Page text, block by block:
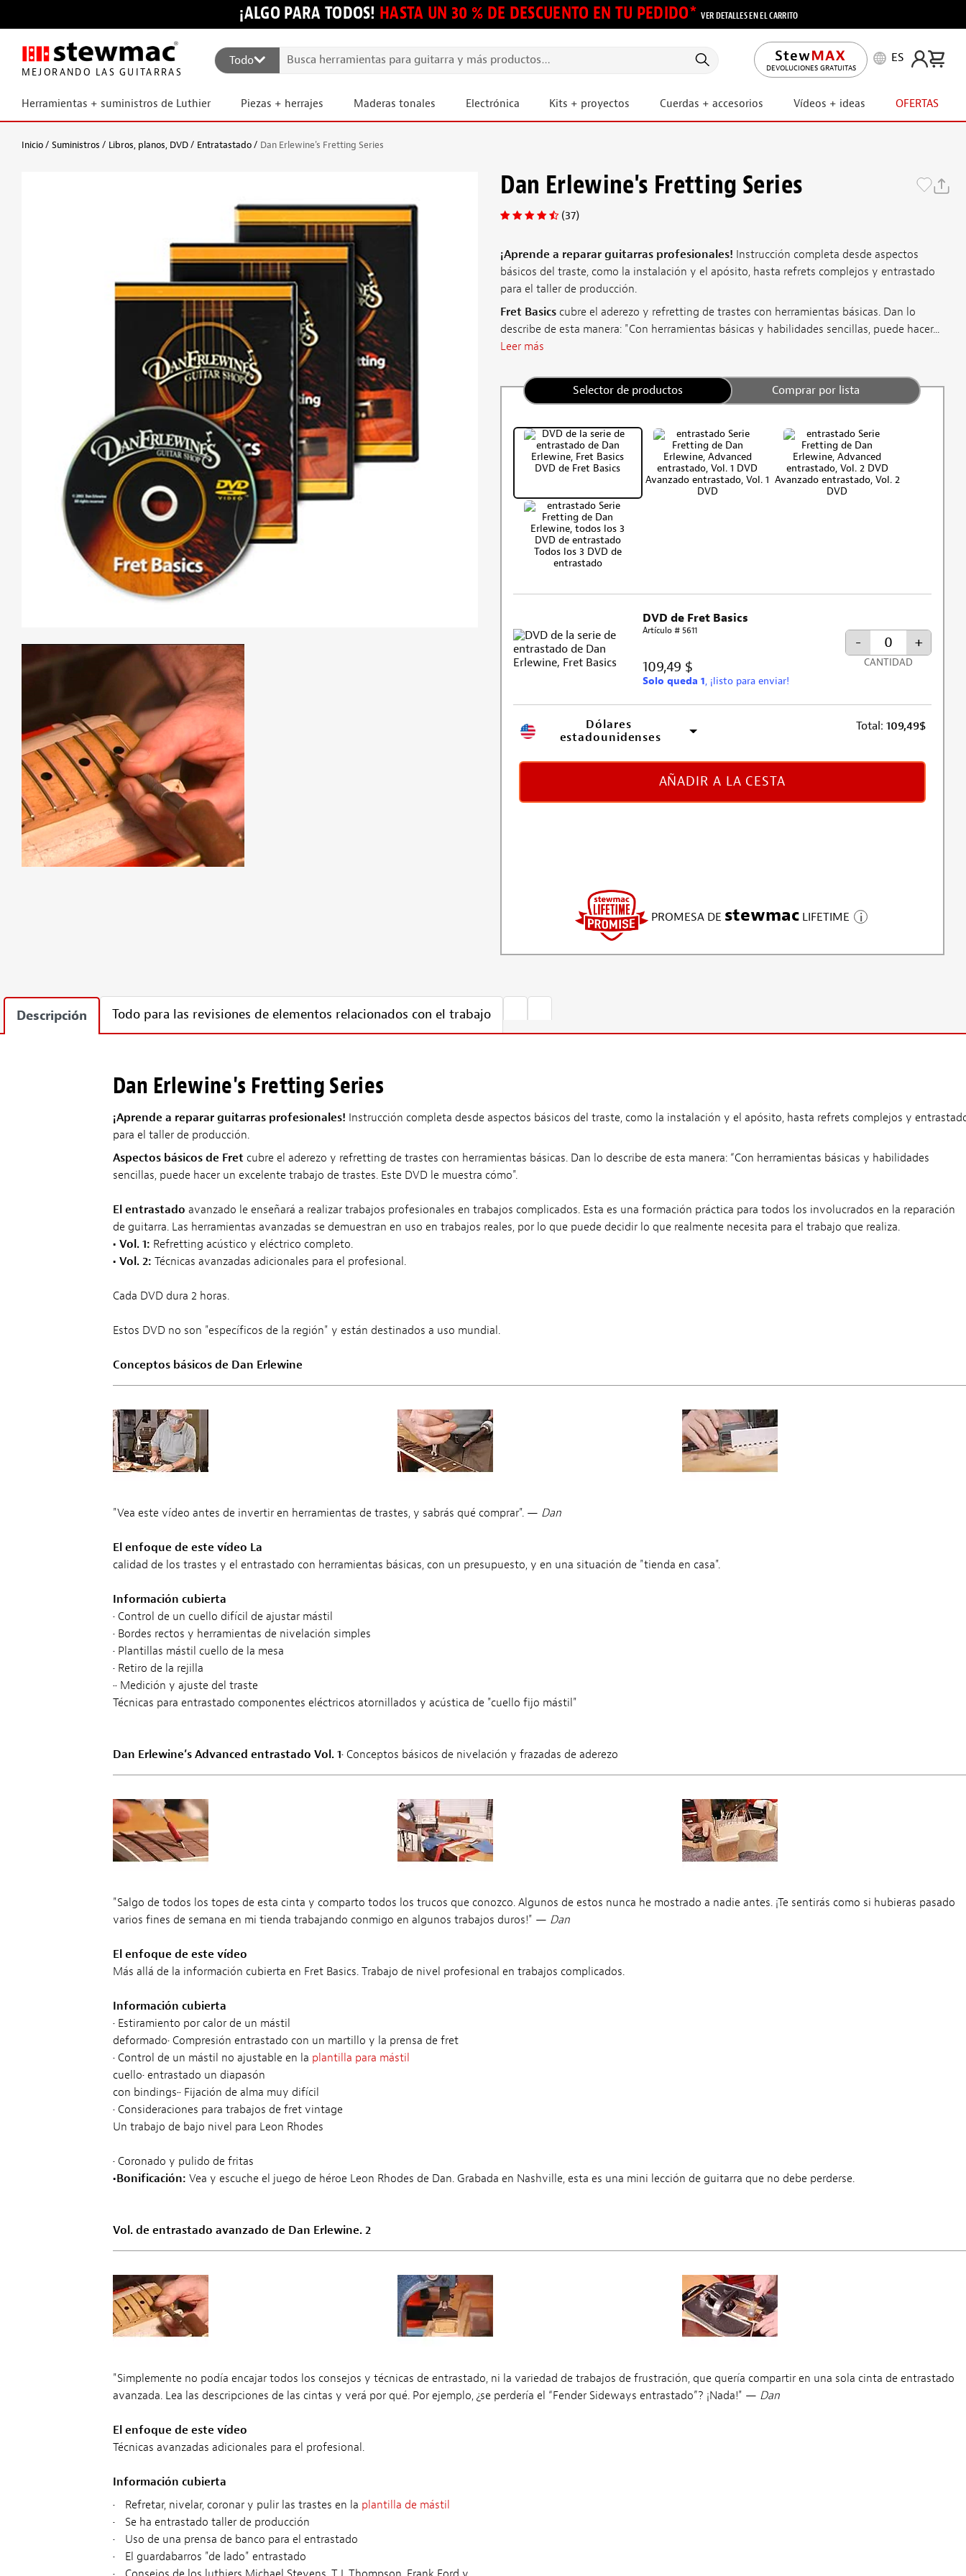
¡ALGO PARA TODOS! HASTA UN 30 % DE DESCUENTO EN TU PEDIDO*VER DETALLES EN EL CARRITO
MEJORANDO LAS GUITARRAS
Todo
DEVOLUCIONES GRATUITAS
ES
Herramientas + suministros de Luthier Piezas + herrajes Maderas tonales Electrónica Kits + proyectos Cuerdas + accesorios Vídeos + ideas OFERTAS
Inicio Suministros Libros, planos, DVD Entratastado Dan Erlewine's Fretting Series
Dan Erlewine's Fretting Series
(37)
¡Aprende a reparar guitarras profesionales! Instrucción completa desde aspectos
básicos del traste, como la instalación y el apósito, hasta refrets complejos y entrastado
para el taller de producción.
Fret Basicscubre el aderezo y refretting de trastes con herramientas básicas. Dan lo
describe de esta manera: "Con herramientas básicas y habilidades sencillas, puede hacer...
Leer más
Selector de productos Comprar por lista
DVD de Fret Basics
Avanzado entrastado, Vol. 1
DVD
Avanzado entrastado, Vol. 2
DVD
Todos los 3 DVD de
entrastado
DVD de Fret Basics
Artículo # 5611
109,49 $
Solo queda 1, ¡listo para enviar!
- +
CANTIDAD
Dólares
estadounidenses
Total: 109,49$
AÑADIR A LA CESTA
PROMESA DE stewmac LIFETIME
Descripción Todo para las revisiones de elementos relacionados con el trabajo
Dan Erlewine's Fretting Series
¡Aprende a reparar guitarras profesionales! Instrucción completa desde aspectos básicos del traste, como la instalación y el apósito, hasta refrets complejos y
para el taller de producción.
Aspectos básicos de Fret cubre el aderezo y refretting de trastes con herramientas básicas. Dan lo describe de esta manera: “Con herramientas básicas y habilidades
sencillas, puede hacer un excelente trabajo de trastes. Este DVD le muestra cómo".
El entrastado avanzado le enseñará a realizar trabajos profesionales en trabajos complicados. Esta es una formación práctica para todos los involucrados en la reparación
de guitarra. Las herramientas avanzadas se demuestran en uso en trabajos reales, por lo que puede decidir lo que realmente necesita para el trabajo que realiza.
• Vol. 1: Refretting acústico y eléctrico completo.
• Vol. 2: Técnicas avanzadas adicionales para el profesional.
Cada DVD dura 2 horas.
Estos DVD no son "específicos de la región" y están destinados a uso mundial.
Conceptos básicos de Dan Erlewine
"Vea este vídeo antes de invertir en herramientas de trastes, y sabrás qué comprar". — Dan
El enfoque de este vídeo La
calidad de los trastes y el entrastado con herramientas básicas, con un presupuesto, y en una situación de "tienda en casa".
Información cubierta
•Control de un cuello difícil de ajustar mástil
•Bordes rectos y herramientas de nivelación simples
•Plantillas mástil cuello de la mesa
•Retiro de la rejilla
••Medición y ajuste del traste
Técnicas para entrastado componentes eléctricos atornillados y acústica de "cuello fijo mástil"
Dan Erlewine’s Advanced entrastado Vol. 1•Conceptos básicos de nivelación y frazadas de aderezo
"Salgo de todos los topes de esta cinta y comparto todos los trucos que conozco. Algunos de estos nunca he mostrado a nadie antes. ¡Te sentirás como si hubieras pasado
varios fines de semana en mi tienda trabajando conmigo en algunos trabajos duros!" — Dan
El enfoque de este vídeo
Más allá de la información cubierta en Fret Basics. Trabajo de nivel profesional en trabajos complicados.
Información cubierta
•Estiramiento por calor de un mástil
deformado•Compresión entrastado con un martillo y la prensa de fret
•Control de un mástil no ajustable en la plantilla para mástil
cuello•entrastado un diapasón
con bindings••Fijación de alma muy difícil
•Consideraciones para trabajos de fret vintage
Un trabajo de bajo nivel para Leon Rhodes
•Coronado y pulido de fritas
•Bonificación: Vea y escuche el juego de héroe Leon Rhodes de Dan. Grabada en Nashville, esta es una mini lección de guitarra que no debe perderse.
Vol. de entrastado avanzado de Dan Erlewine. 2
"Simplemente no podía encajar todos los consejos y técnicas de entrastado, ni la variedad de trabajos de frustración, que quería compartir en una sola cinta de entrastado
avanzada. Lea las descripciones de las cintas y verá por qué. Por ejemplo, ¿se perdería el “Fender Sideways entrastado”? ¡Nada!" — Dan
El enfoque de este vídeo
Técnicas avanzadas adicionales para el profesional.
Información cubierta
•
Refretar, nivelar, coronar y pulir las trastes en la plantilla de mástil
•
Se ha entrastado taller de producción
•
Uso de una prensa de banco para el entrastado
•
El guardabarros "de lado" entrastado